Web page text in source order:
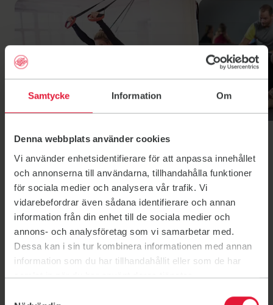
Samtycke Information Om
Denna webbplats använder cookies
Vi använder enhetsidentifierare för att anpassa innehållet
och annonserna till användarna, tillhandahålla funktioner
för sociala medier och analysera vår trafik. Vi
vidarebefordrar även sådana identifierare och annan
information från din enhet till de sociala medier och
annons- och analysföretag som vi samarbetar med.
Dessa kan i sin tur kombinera informationen med annan
information som du har tillhandahållit eller som de har
samlat in när du har använt deras tjänster.
Cirkelfys
Coreflex
Träna från 239 kr/månad
Gym och gruppträning på fem anläggningar ingår.